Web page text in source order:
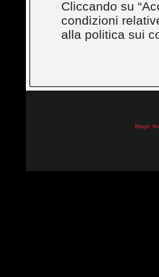
Cliccando su
condizioni
alla politica sui
Magic